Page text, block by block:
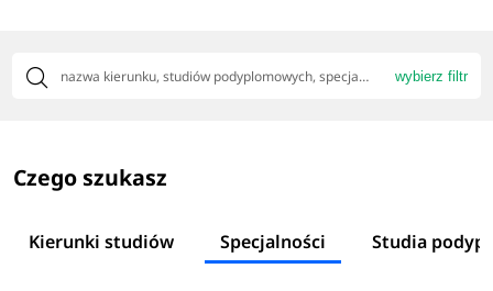
wybierz filtr
Czego szukasz
Kierunki studiów Specjalności Studia